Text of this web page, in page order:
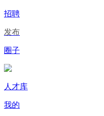
招聘
发布
圈子
人才库
我的